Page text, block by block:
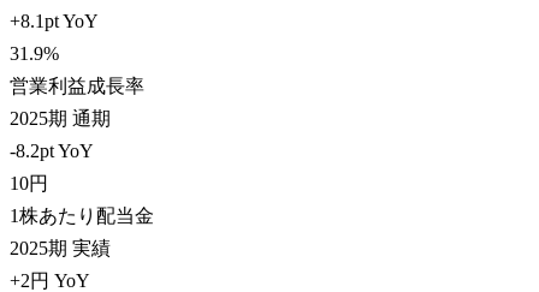
+8.1pt YoY
31.9%
営業利益成長率
2025期 通期
-8.2pt YoY
10円
1株あたり配当金
2025期 実績
+2円 YoY